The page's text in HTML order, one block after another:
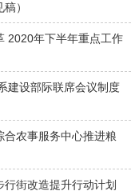
）
2020年下半年重点工作
建设部际联席会议制度
农事服务中心推进粮
街改造提升行动计划